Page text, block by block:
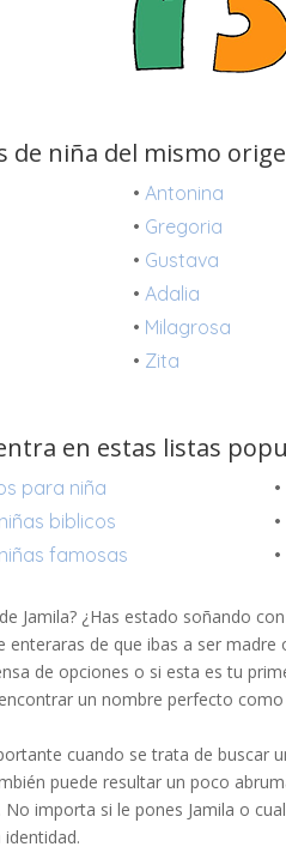
de niña del mismo
•Antonina
• Gregoria
• Gustava
•Adalia
• Milagrosa
• Zita
en estas listas
para niña •
biblicos •
famosas •
Jamila? ¿Has estado soñando
enteraras de que ibas a ser
de opciones o si esta es tu
un nombre perfecto como
cuando se trata de buscar
puede resultar un poco
No importa si le pones Jamila o